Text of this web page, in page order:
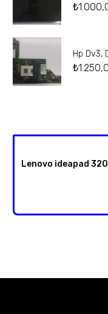
₺
Hp Dv3,
₺
Lenovo ideapad